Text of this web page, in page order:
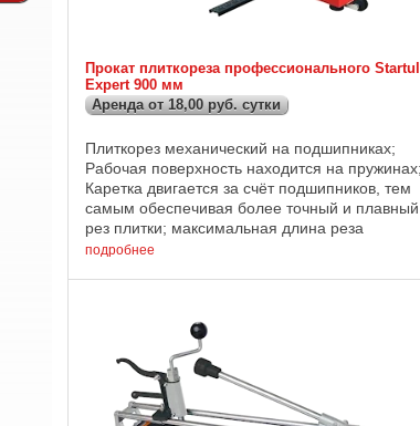
Прокат плиткореза профессионального Startul
Expert 900 мм
Аренда от 18,00 руб. сутки
Плиткорез механический на подшипниках;
Рабочая поверхность находится на пружинах;
Каретка двигается за счёт подшипников, тем
самым обеспечивая более точный и плавный
рез плитки; максимальная длина реза
составляет 900 мм; толщина плитки может ...
подробнее